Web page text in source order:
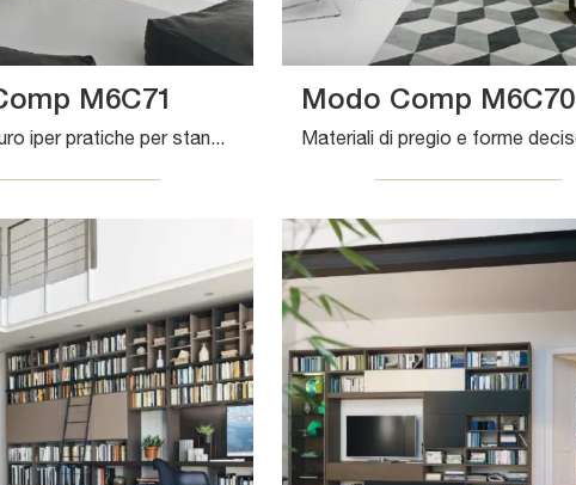
M6C71
Librerie a muro iper pratiche per stanze moderne: scopri di più sul modello Modo Comp M6C71 dell'azienda Sangiacomo!
Modo Comp M6C70